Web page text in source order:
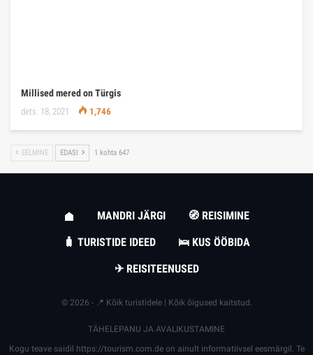
Millised mered on Türgis
dets. 18, 2021 1,746
EELMINE EDASI 1 kohta 647
MANDRI JÄRGI
🧭 REISIMINE
🧳 TURISTIDE IDEED
🛌 KUS ÖÖBIDA
✈ REISITEENUSED
© 2026 - 📍 Kõik turistidele | Kõik õigused kaitstud.
TÄHELEPANU JA AVALIKUSTAMINE
Kogu teave saidil https://tourism.com.deon ainult informatiivsel eesmärgil. Te